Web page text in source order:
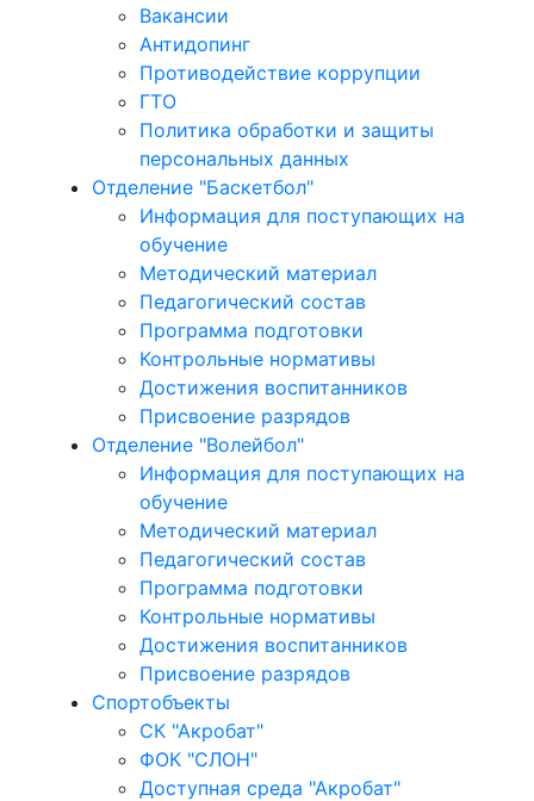
Вакансии
Антидопинг
Противодействие коррупции
ГТО
Политика обработки и защиты
персональных данных
Отделение "Баскетбол"
Информация для поступающих на
обучение
Методический материал
Педагогический состав
Программа подготовки
Контрольные нормативы
Достижения воспитанников
Присвоение разрядов
Отделение "Волейбол"
Информация для поступающих на
обучение
Методический материал
Педагогический состав
Программа подготовки
Контрольные нормативы
Достижения воспитанников
Присвоение разрядов
Спортобъекты
СК "Акробат"
ФОК "СЛОН"
Доступная среда "Акробат"